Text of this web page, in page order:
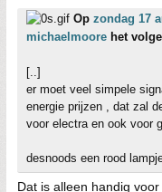
Op zondag 17
michaelmoore het
[..]
er moet veel simpele
energie prijzen , dat zal
voor electra en ook voor
desnoods een rood
Dat is alleen handig